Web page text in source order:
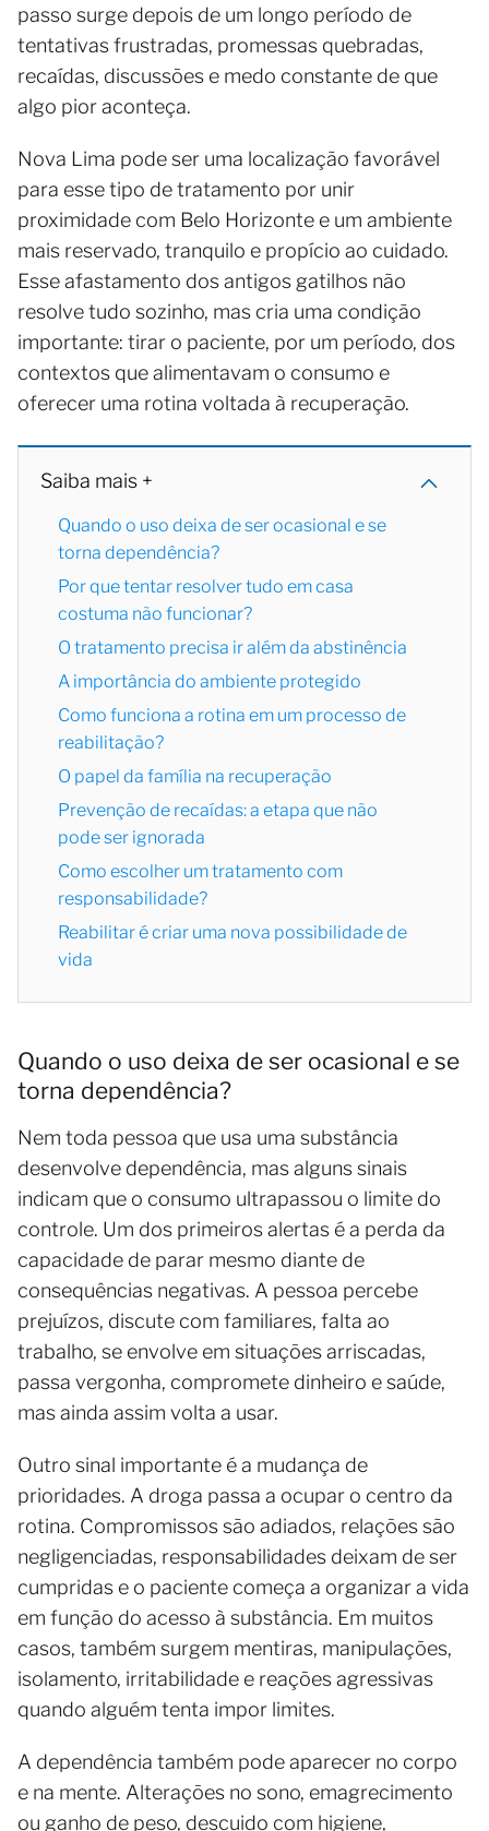
passo surge depois de um longo período de
tentativas frustradas, promessas quebradas,
recaídas, discussões e medo constante de que
algo pior aconteça.
Nova Lima pode ser uma localização favorável
para esse tipo de tratamento por unir
proximidade com Belo Horizonte e um ambiente
mais reservado, tranquilo e propício ao cuidado.
Esse afastamento dos antigos gatilhos não
resolve tudo sozinho, mas cria uma condição
importante: tirar o paciente, por um período, dos
contextos que alimentavam o consumo e
oferecer uma rotina voltada à recuperação.
Saiba mais +
Quando o uso deixa de ser ocasional e se
torna dependência?
Por que tentar resolver tudo em casa
costuma não funcionar?
O tratamento precisa ir além da abstinência
A importância do ambiente protegido
Como funciona a rotina em um processo de
reabilitação?
O papel da família na recuperação
Prevenção de recaídas: a etapa que não
pode ser ignorada
Como escolher um tratamento com
responsabilidade?
Reabilitar é criar uma nova possibilidade de
vida
Quando o uso deixa de ser ocasional e se
torna dependência?
Nem toda pessoa que usa uma substância
desenvolve dependência, mas alguns sinais
indicam que o consumo ultrapassou o limite do
controle. Um dos primeiros alertas é a perda da
capacidade de parar mesmo diante de
consequências negativas. A pessoa percebe
prejuízos, discute com familiares, falta ao
trabalho, se envolve em situações arriscadas,
passa vergonha, compromete dinheiro e saúde,
mas ainda assim volta a usar.
Outro sinal importante é a mudança de
prioridades. A droga passa a ocupar o centro da
rotina. Compromissos são adiados, relações são
negligenciadas, responsabilidades deixam de ser
cumpridas e o paciente começa a organizar a vida
em função do acesso à substância. Em muitos
casos, também surgem mentiras, manipulações,
isolamento, irritabilidade e reações agressivas
quando alguém tenta impor limites.
A dependência também pode aparecer no corpo
e na mente. Alterações no sono, emagrecimento
ou ganho de peso, descuido com higiene,